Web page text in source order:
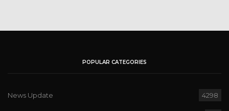
POPULAR CATEGORIES
News Update 4298